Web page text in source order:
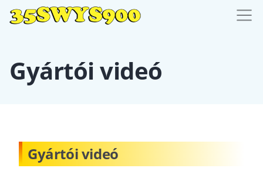
Gyártói videó
Gyártói videó